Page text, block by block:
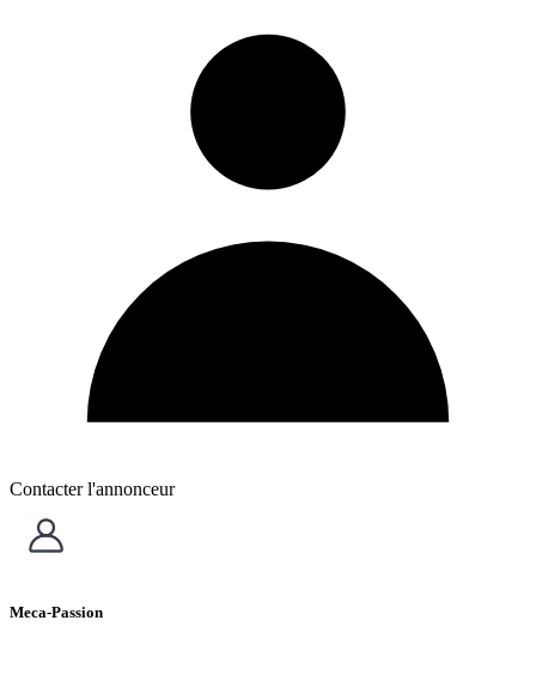
Contacter l'annonceur
Meca-Passion